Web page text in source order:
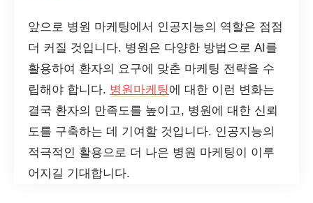
앞으로 병원 마케팅에서 인공지능의 역할은 점점
더 커질 것입니다. 병원은 다양한 방법으로 AI를
활용하여 환자의 요구에 맞춘 마케팅 전략을 수
립해야 합니다. 병원마케팅에 대한 이런 변화는
결국 환자의 만족도를 높이고, 병원에 대한 신뢰
도를 구축하는 데 기여할 것입니다. 인공지능의
적극적인 활용으로 더 나은 병원 마케팅이 이루
어지길 기대합니다.